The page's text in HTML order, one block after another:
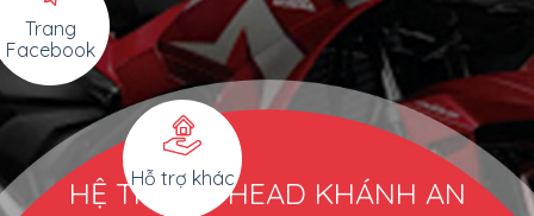
Trang
Facebook
Hỗ trợ khác
HỆ THỐNG HEAD KHÁNH AN